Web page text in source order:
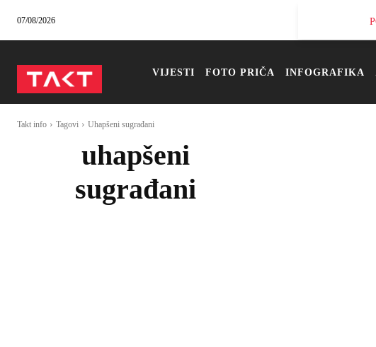
07/08/2026
VIJESTI FOTO PRIČA INFOGRAFIKA
Takt info Tagovi Uhapšeni sugrađani
uhapšeni
sugrađani